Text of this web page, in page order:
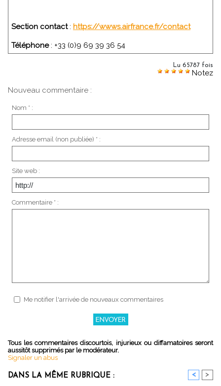
Section contact: https://wwws.airfrance.fr/contact
Téléphone: +33 (0)9 69 39 36 54
Lu 65787 fois
Notez
Nouveau commentaire :
Nom * :
Adresse email (non publiée) * :
Site web :
Commentaire * :
Me notifier l'arrivée de nouveaux commentaires
Tous les commentaires discourtois, injurieux ou diffamatoires seront
aussitôt supprimés par le modérateur.
Signaler un abus
DANS LA MÊME RUBRIQUE : < >